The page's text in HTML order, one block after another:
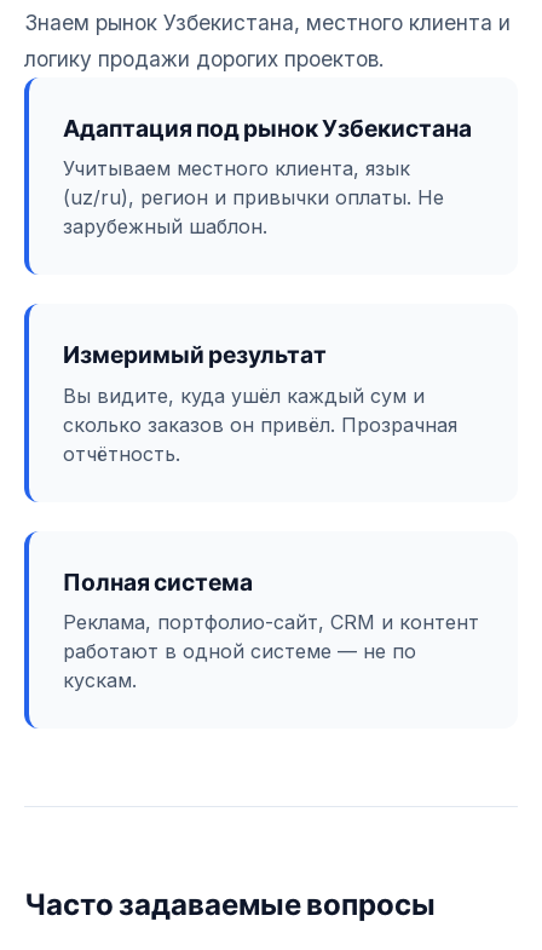
Знаем рынок Узбекистана, местного клиента и
логику продажи дорогих проектов.
Адаптация под рынок Узбекистана
Учитываем местного клиента, язык
(uz/ru), регион и привычки оплаты. Не
зарубежный шаблон.
Измеримый результат
Вы видите, куда ушёл каждый сум и
сколько заказов он привёл. Прозрачная
отчётность.
Полная система
Реклама, портфолио-сайт, CRM и контент
работают в одной системе — не по
кускам.
Часто задаваемые вопросы